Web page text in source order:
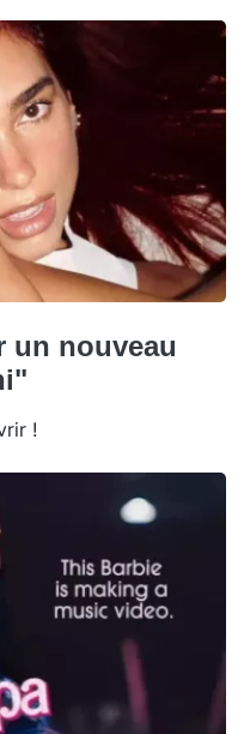
un nouveau
!